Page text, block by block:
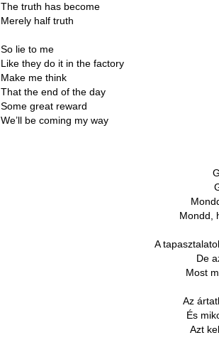
The truth has become
Merely half truth
So lie to me
Like they do it in the factory
Make me think
That the end of the day
Some great reward
We’ll be coming my way
Mondd,
A
De
Most
Az
És
Azt